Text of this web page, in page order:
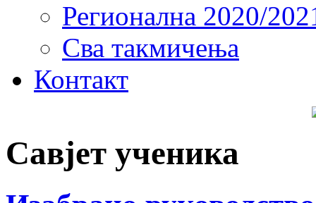
Регионална 2020/
Сва такмичења
Контакт
Савјет ученика